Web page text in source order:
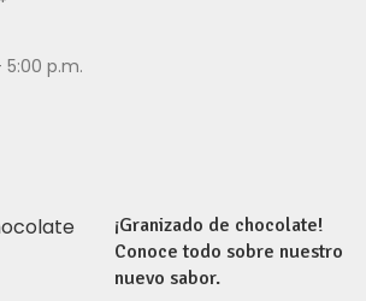
5:00 p.m.
¡Granizado de chocolate!
Conoce todo sobre nuestro
nuevo sabor.